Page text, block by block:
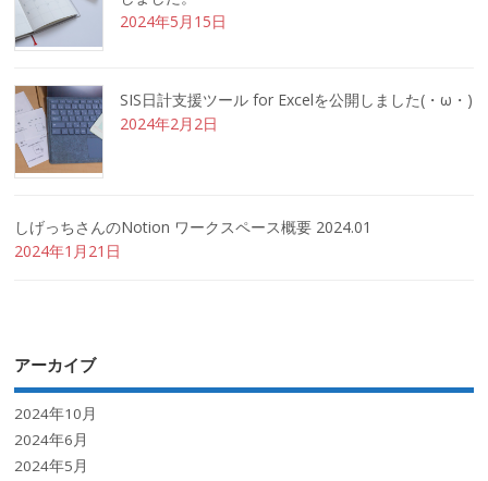
2024年5月15日
SIS日計支援ツール for Excelを公開しました(・ω・)
2024年2月2日
しげっちさんのNotion ワークスペース概要 2024.01
2024年1月21日
アーカイブ
2024年10月
2024年6月
2024年5月